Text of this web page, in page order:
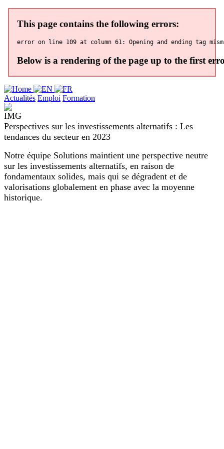
Actualités Emploi Formation
Perspectives sur les investissements alternatifs : Les
tendances du secteur en 2023
Notre équipe Solutions maintient une perspective neutre
sur les investissements alternatifs, en raison de
fondamentaux solides, mais qui se dégradent et de
valorisations globalement en phase avec la moyenne
historique.